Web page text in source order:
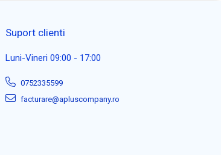
Suport clienti
Luni-Vineri 09:00 - 17:00
0752335599
facturare@apluscompany.ro